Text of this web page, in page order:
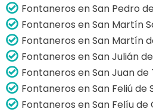
Fontaneros en San Pedro
Fontaneros en San Martín
Fontaneros en San Martín
Fontaneros en San Julián
Fontaneros en San Juan
Fontaneros en San Feliú de
Fontaneros en San Felíu de